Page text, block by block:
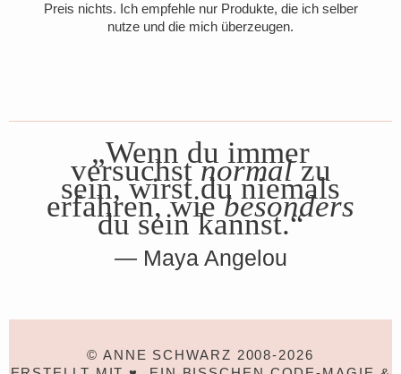
Preis nichts. Ich empfehle nur Produkte, die ich selber
nutze und die mich überzeugen.
„Wenn du immer
versuchstnormalzu
sein, wirst du niemals
erfahren, wiebesonders
du sein kannst.“
Maya Angelou
© ANNE SCHWARZ 2008-2026